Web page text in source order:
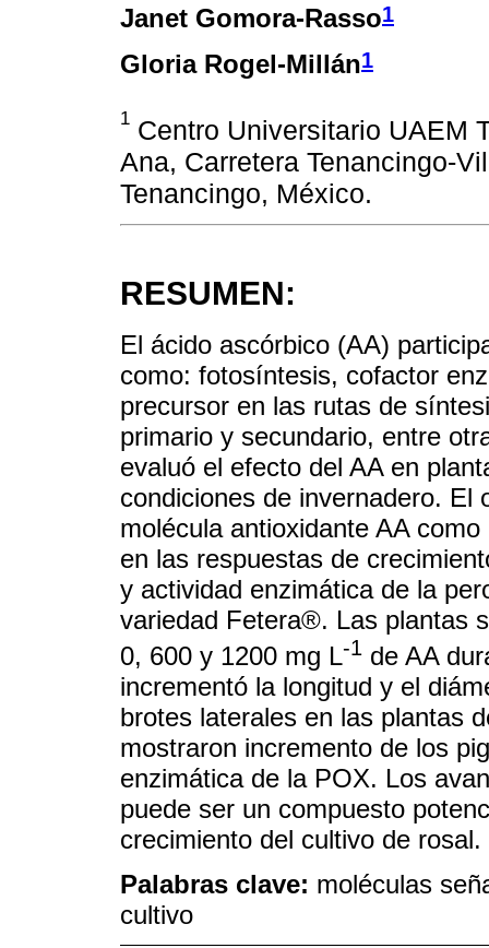
Janet Gomora-Rasso1
Gloria Rogel-Millán1
1 Centro Universitario UAEM
Ana, Carretera Tenancingo-
Tenancingo, México.
RESUMEN:
El ácido ascórbico (AA)
como: fotosíntesis, cofactor
precursor en las rutas de
primario y secundario, entre
evaluó el efecto del AA en
condiciones de invernadero. El
molécula antioxidante AA
en las respuestas de
y actividad enzimática de la
variedad Fetera®. Las plantas
0, 600 y 1200 mg L-1 de AA
incrementó la longitud y el
brotes laterales en las plantas
mostraron incremento de los
enzimática de la POX. Los
puede ser un compuesto
crecimiento del cultivo de rosal.
Palabras clave: moléculas
cultivo